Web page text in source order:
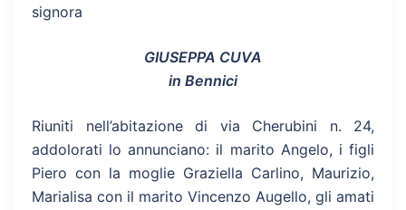
signora
GIUSEPPA CUVA
in Bennici
Riuniti nell’abitazione di via Cherubini n. 24,
addolorati lo annunciano: il marito Angelo, i figli
Piero con la moglie Graziella Carlino, Maurizio,
Marialisa con il marito Vincenzo Augello, gli amati